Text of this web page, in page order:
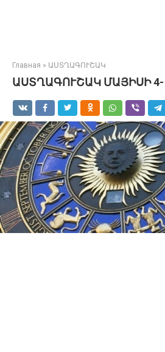
Главная » ԱՍՏՂԱԳՈՒՇԱԿ
ԱՍՏՂԱԳՈՒՇԱԿ ՄԱՅԻՍԻ